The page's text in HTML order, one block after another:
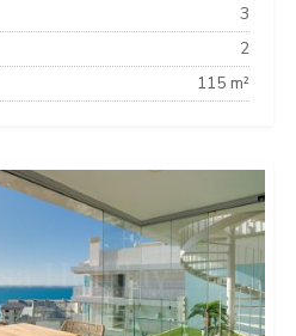
3
2
115 m²